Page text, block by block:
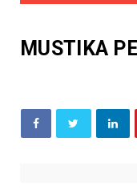
MUSTIKA